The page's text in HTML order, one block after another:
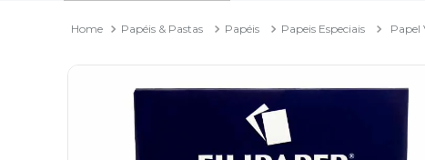
Papéis & Pastas Papéis Papeis Especiais Papel
mala